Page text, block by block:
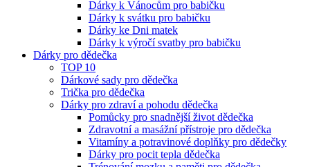
Dárky k Vánocům pro babičku
Dárky k svátku pro babičku
Dárky ke Dni matek
Dárky k výročí svatby pro babičku
Dárky pro dědečka
TOP 10
Dárkové sady pro dědečka
Trička pro dědečka
Dárky pro zdraví a pohodu dědečka
Pomůcky pro snadnější život dědečka
Zdravotní a masážní přístroje pro dědečka
Vitamíny a potravinové doplňky pro dědečky
Dárky pro pocit tepla dědečka